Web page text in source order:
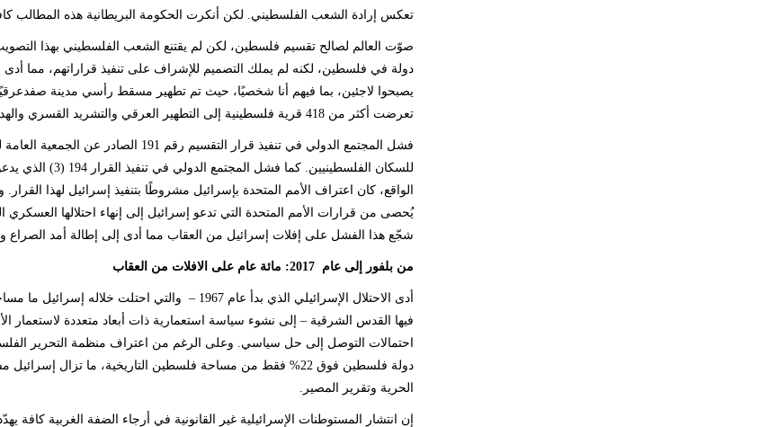
تعكس إرادة الشعب الفلسطيني. لكن أنكرت الحكومة البريطانية هذه المطالب
صوّت العالم لصالح تقسيم فلسطين، لكن لم يقتنع الشعب الفلسطيني بهذا
دولة في فلسطين، لكنه لم يملك التصميم للإشراف على تنفيذ قراراتهم، مما
يصبحوا لاجئين، بما فيهم أنا شخصيًا، حيث تم تطهير مسقط رأسي مدينة
تعرضت أكثر من 418 قرية فلسطينية إلى التطهير العرقي والتشريد القسري والهدم.
فشل المجتمع الدولي في تنفيذ قرار
للسكان
الواقع، كان اعتراف الأمم المتحدة بإسرائيل مشروطًا بتنفيذ إسرائيل لهذا
شجّع هذا الفشل على إفلات إسرائيل من العقاب مما أدى إلى إطالة أمد الصراع
من بلفور إلى عام 2017: مائة عام على الافلات من العقاب
فيها القدس الشرقية – إلى نشوء سياسة استعمارية ذات أبعاد متعددة
احتمالات التوصل إلى حل سياسي. وعلى الرغم من اعتراف منظمة التحرير
دولة فلسطين فوق 22% فقط من مساحة فلسطين التاريخية، ما
الحرية وتقرير المصير.
إن انتشار المستوطنات الإسرائيلية غير القانونية في أرجاء الضفة الغربية كافة